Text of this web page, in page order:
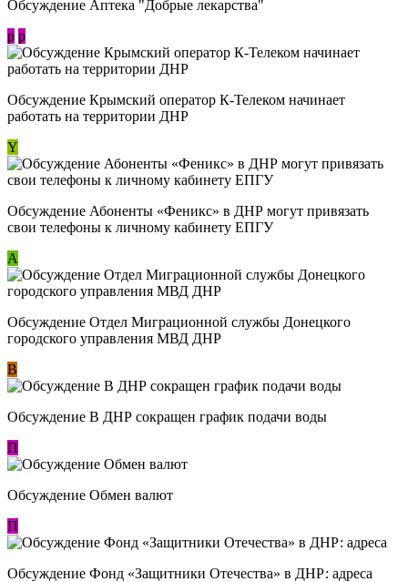
Обсуждение Аптека "Добрые лекарства"
p p
Обсуждение Крымский оператор К-Телеком начинает
работать на территории ДНР
Y
Обсуждение ​Абоненты «Феникс» в ДНР могут привязать
свои телефоны к личному кабинету ЕПГУ
А
Обсуждение Отдел Миграционной службы Донецкого
городского управления МВД ДНР
В
Обсуждение В ДНР сокращен график подачи воды
П
Обсуждение Обмен валют
П
Обсуждение Фонд «Защитники Отечества» в ДНР: адреса